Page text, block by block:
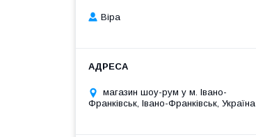
Віра
магазин шоу-рум у м. Івано-
Франківськ, Івано-Франківськ, Україна